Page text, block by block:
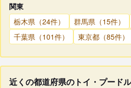
関東
栃木県（24件）
群馬県（15件）
千葉県（101件）
東京都（85件）
近くの都道府県のトイ・プード